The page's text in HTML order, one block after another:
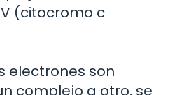
(citocromo c
electrones son
complejo a otro, se